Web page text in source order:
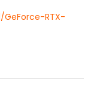
RTX-